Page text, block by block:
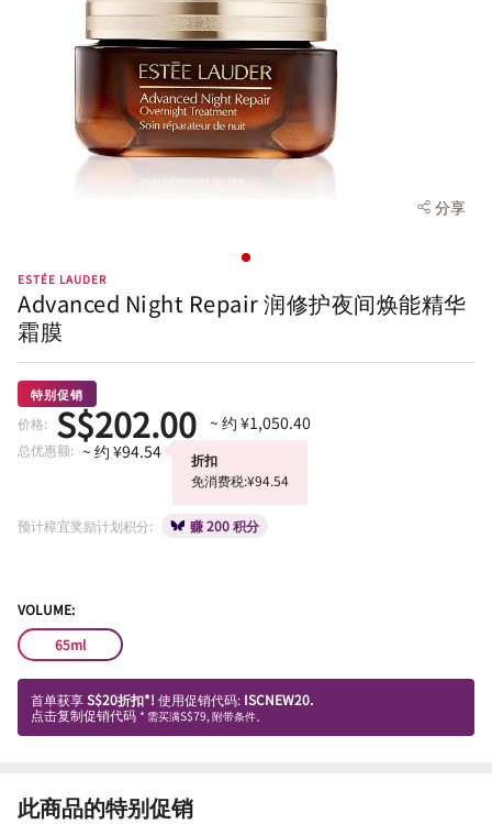
分享
ESTÉE LAUDER
Advanced Night Repair 润修护夜间焕能精华
霜膜
特别促销
价格: S$202.00 ~ 约 ¥1,050.40
总优惠额: ~ 约 ¥94.54
折扣
免消费税:¥94.54
预计樟宜奖励计划积分: 赚 200 积分
VOLUME:
65ml
首单获享S$20折扣*! 使用促销代码: ISCNEW20.
点击复制促销代码 * 需买满S$79, 附带条件。
此商品的特别促销